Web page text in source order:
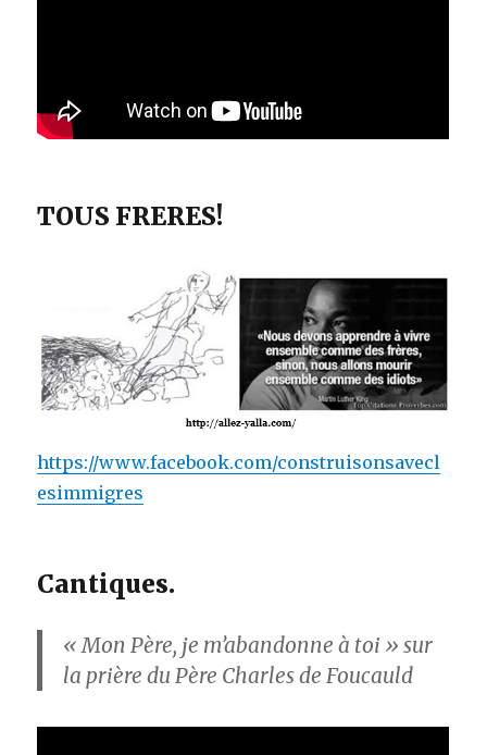
TOUS FRERES!
https://www.facebook.com/construisonsavecl
esimmigres
Cantiques.
« Mon Père, je m’abandonne à toi » sur
la prière du Père Charles de Foucauld